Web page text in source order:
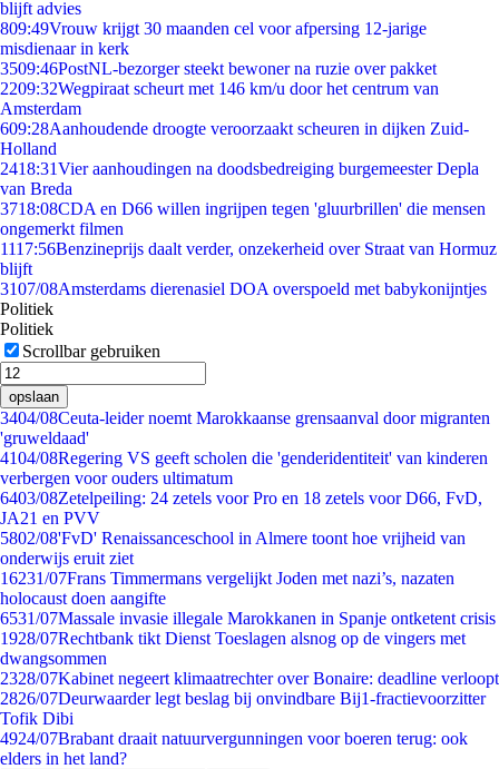
blijft advies
809:49Vrouw krijgt 30 maanden cel voor afpersing 12-jarige
misdienaar in kerk
3509:46PostNL-bezorger steekt bewoner na ruzie over pakket
2209:32Wegpiraat scheurt met 146 km/u door het centrum van
Amsterdam
609:28Aanhoudende droogte veroorzaakt scheuren in dijken Zuid-
Holland
2418:31Vier aanhoudingen na doodsbedreiging burgemeester Depla
van Breda
3718:08CDA en D66 willen ingrijpen tegen 'gluurbrillen' die mensen
ongemerkt filmen
1117:56Benzineprijs daalt verder, onzekerheid over Straat van Hormuz
blijft
3107/08Amsterdams dierenasiel DOA overspoeld met babykonijntjes
Politiek
Politiek
Scrollbar gebruiken
opslaan
3404/08Ceuta-leider noemt Marokkaanse grensaanval door migranten
'gruweldaad'
4104/08Regering VS geeft scholen die 'genderidentiteit' van kinderen
verbergen voor ouders ultimatum
6403/08Zetelpeiling: 24 zetels voor Pro en 18 zetels voor D66, FvD,
JA21 en PVV
5802/08'FvD' Renaissanceschool in Almere toont hoe vrijheid van
onderwijs eruit ziet
16231/07Frans Timmermans vergelijkt Joden met nazi’s, nazaten
holocaust doen aangifte
6531/07Massale invasie illegale Marokkanen in Spanje ontketent crisis
1928/07Rechtbank tikt Dienst Toeslagen alsnog op de vingers met
dwangsommen
2328/07Kabinet negeert klimaatrechter over Bonaire: deadline verloopt
2826/07Deurwaarder legt beslag bij onvindbare Bij1-fractievoorzitter
Tofik Dibi
4924/07Brabant draait natuurvergunningen voor boeren terug: ook
elders in het land?